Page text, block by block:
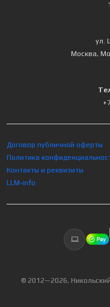
ул.
Москва,
Договор публичной оферты
Политика
Контакты и реквизиты
LLM-info
© 2012—2026,